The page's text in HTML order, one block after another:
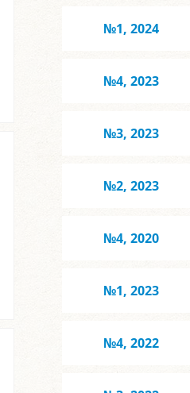
№1, 2024
№4, 2023
№3, 2023
№2, 2023
№4, 2020
№1, 2023
№4, 2022